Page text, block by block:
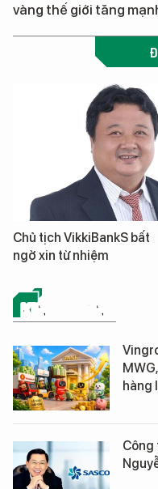
vàng thế giới tăng
Chủ tịch VikkiBankS bất
ngờ xin từ nhiệm
KINH DOANH
hàng
Công